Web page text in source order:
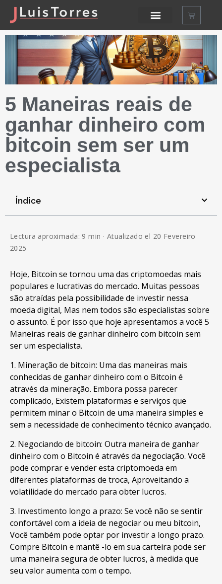
5 Maneiras reais de
ganhar dinheiro com
bitcoin sem ser um
especialista
Índice
Lectura aproximada: 9 min · Atualizado el 20 Fevereiro
2025
Hoje, Bitcoin se tornou uma das criptomoedas mais
populares e lucrativas do mercado. Muitas pessoas
são atraídas pela possibilidade de investir nessa
moeda digital, Mas nem todos são especialistas sobre
o assunto. É por isso que hoje apresentamos a você 5
Maneiras reais de ganhar dinheiro com bitcoin sem
ser um especialista.
1. Mineração de bitcoin: Uma das maneiras mais
conhecidas de ganhar dinheiro com o Bitcoin é
através da mineração. Embora possa parecer
complicado, Existem plataformas e serviços que
permitem minar o Bitcoin de uma maneira simples e
sem a necessidade de conhecimento técnico avançado.
2. Negociando de bitcoin: Outra maneira de ganhar
dinheiro com o Bitcoin é através da negociação. Você
pode comprar e vender esta criptomoeda em
diferentes plataformas de troca, Aproveitando a
volatilidade do mercado para obter lucros.
3. Investimento longo a prazo: Se você não se sentir
confortável com a ideia de negociar ou meu bitcoin,
Você também pode optar por investir a longo prazo.
Compre Bitcoin e mantê -lo em sua carteira pode ser
uma maneira segura de obter lucros, à medida que
seu valor aumenta com o tempo.